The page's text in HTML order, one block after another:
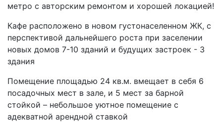
метро с авторским ремонтом и хорошей локацией!
Кафе расположено в новом густонаселенном ЖК, с
перспективой дальнейшего роста при заселении
новых домов 7-10 зданий и будущих застроек - 3
здания
Помещение площадью 24 кв.м. вмещает в себя 6
посадочных мест в зале, и 5 мест за барной
стойкой – небольшое уютное помещение с
адекватной арендной ставкой